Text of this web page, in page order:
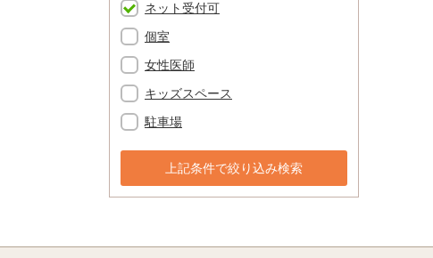
ネット受付可
個室
女性医師
キッズスペース
駐車場
上記条件で絞り込み検索